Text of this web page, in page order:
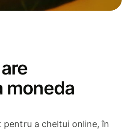
moneda
a cheltui online, în